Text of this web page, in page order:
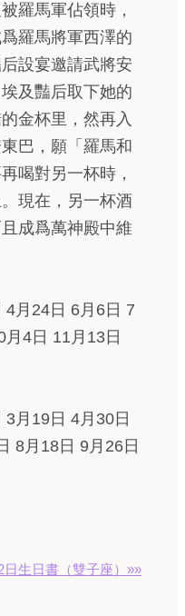
羅馬軍佔領時，
羅馬將軍西澤的
設宴邀請武將安
及豔后取下她的
金杯里，然再入
巴，願「羅馬和
喝對另一杯時，
現在，另一杯酒
成爲萬神殿中維
4月24日 6月6日 7
4日 11月13日
月19日 4月30日
8月18日 9月26日
日生日書（雙子座）»»